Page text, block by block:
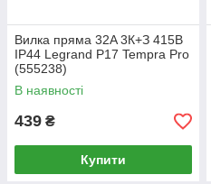
Вилка пряма 32A 3К+З 415В
IP44 Legrand P17 Tempra Pro
(555238)
В наявності
439 ₴
Купити